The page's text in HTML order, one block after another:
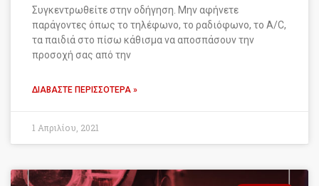
Συγκεντρωθείτε στην οδήγηση. Μην αφήνετε
παράγοντες όπως το τηλέφωνο, το ραδιόφωνο, το A/C,
τα παιδιά στο πίσω κάθισμα να αποσπάσουν την
προσοχή σας από την
ΔΙΑΒΆΣΤΕ ΠΕΡΙΣΣΌΤΕΡΑ »
1 Απριλίου, 2021